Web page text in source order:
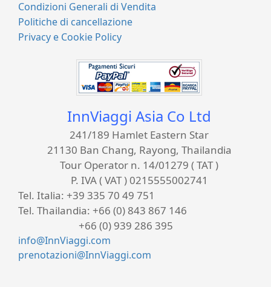
Condizioni Generali di Vendita
Politiche di cancellazione
Privacy e Cookie Policy
InnViaggi Asia Co Ltd
241/189 Hamlet Eastern Star
21130 Ban Chang, Rayong, Thailandia
Tour Operator n. 14/01279 ( TAT )
P. IVA ( VAT ) 0215555002741
Tel. Italia: +39 335 70 49 751
Tel. Thailandia: +66 (0) 843 867 146
+66 (0) 939 286 395
info@InnViaggi.com
prenotazioni@InnViaggi.com